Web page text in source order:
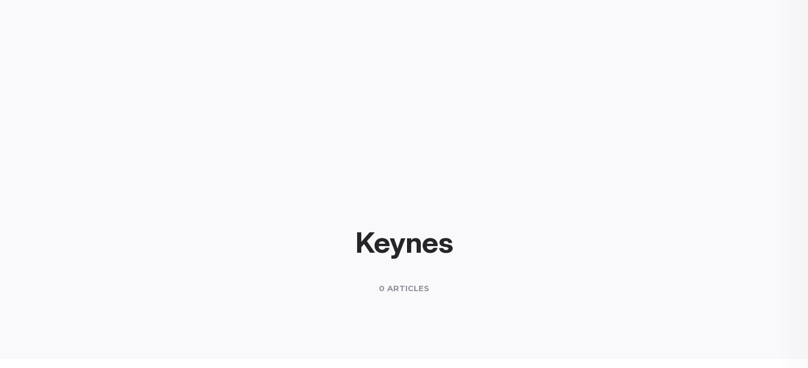
Keynes
0 ARTICLES